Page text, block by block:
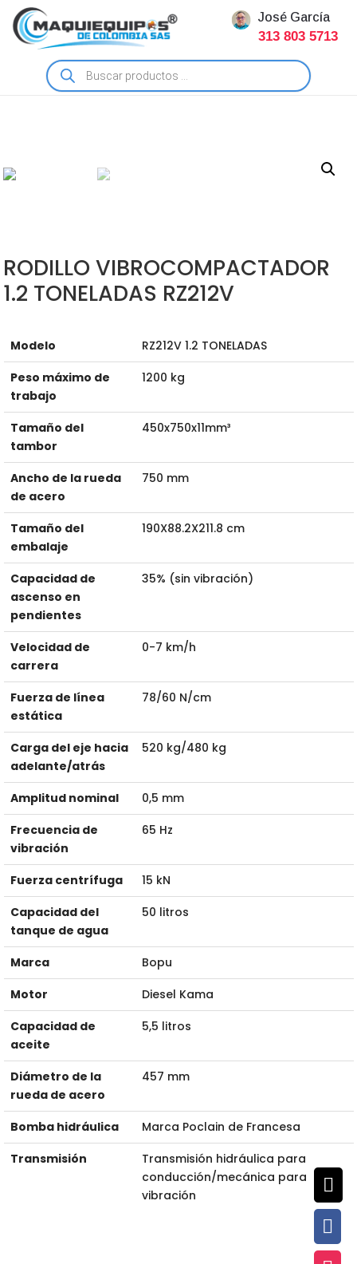
José García
313 803 5713
Búsqueda
de
productos


RODILLO VIBROCOMPACTADOR
1.2 TONELADAS RZ212V
Modelo
RZ212V 1.2 TONELADAS
Peso máximo de
trabajo
1200 kg
Tamaño del
tambor
450x750x11mm³
Ancho de la rueda
de acero
750 mm
Tamaño del
embalaje
190X88.2X211.8 cm
Capacidad de
ascenso en
pendientes
35% (sin vibración)
Velocidad de
carrera
0-7 km/h
Fuerza de línea
estática
78/60 N/cm
Carga del eje hacia
adelante/atrás
520 kg/480 kg
Amplitud nominal
0,5 mm
Frecuencia de
vibración
65 Hz
Fuerza centrífuga
15 kN
Capacidad del
tanque de agua
50 litros
Marca
Bopu
Motor
Diesel Kama
Capacidad de
aceite
5,5 litros
Diámetro de la
rueda de acero
457 mm
Bomba hidráulica
Marca Poclain de Francesa
Transmisión
Transmisión hidráulica para
conducción/mecánica para
vibración